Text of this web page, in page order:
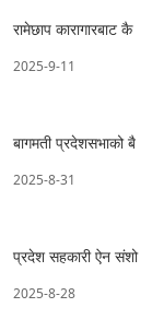
रामेछाप कारागारबाट कै
2025-9-11
बागमती प्रदेशसभाको बै
2025-8-31
प्रदेश सहकारी ऐन संशो
2025-8-28